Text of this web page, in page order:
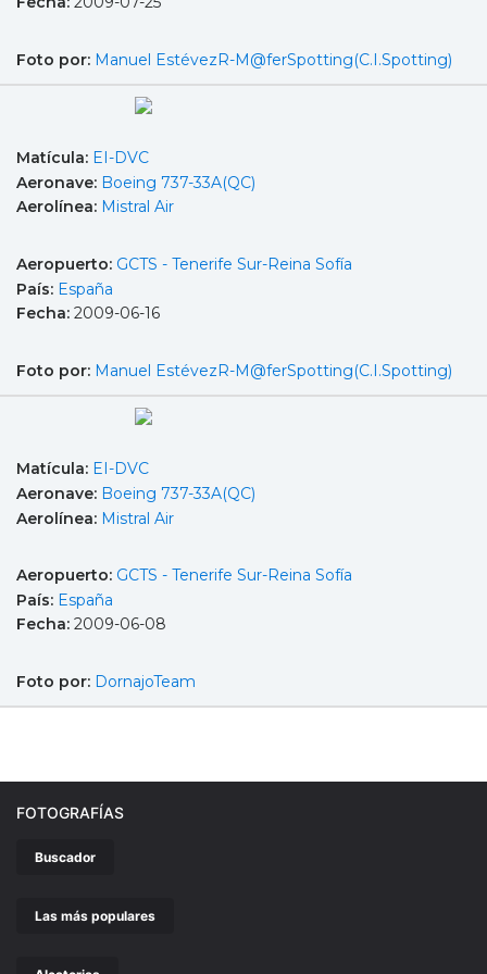
Foto por: Manuel EstévezR-M@ferSpotting(C.I.Spotting)
Matícula: EI-DVC
Aeronave: Boeing 737-33A(QC)
Aerolínea: Mistral Air
Aeropuerto: GCTS - Tenerife Sur-Reina Sofía
País: España
Fecha: 2009-06-16
Foto por: Manuel EstévezR-M@ferSpotting(C.I.Spotting)
Matícula: EI-DVC
Aeronave: Boeing 737-33A(QC)
Aerolínea: Mistral Air
Aeropuerto: GCTS - Tenerife Sur-Reina Sofía
País: España
Fecha: 2009-06-08
Foto por: DornajoTeam
FOTOGRAFÍAS
Buscador
Las más populares